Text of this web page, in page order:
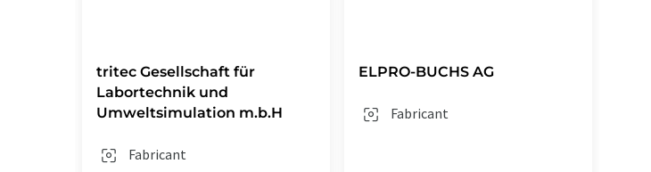
tritec Gesellschaft für
Labortechnik und
Umweltsimulation m.b.H
Fabricant
ELPRO-BUCHS AG
Fabricant